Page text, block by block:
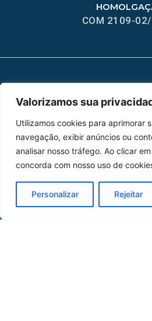
Valorizamos sua
Utilizamos cookies para aprimorar
navegação, exibir anúncios ou
analisar nosso tráfego. Ao clicar
concorda com nosso uso de
Personalizar Rejeitar
COM 2109-